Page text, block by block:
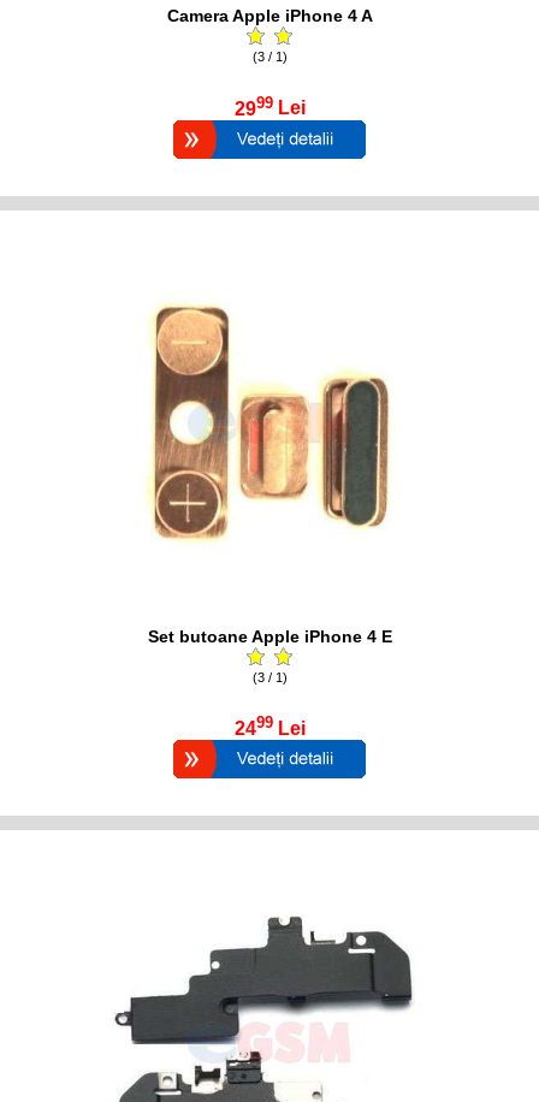
Camera Apple iPhone 4 A
(3 / 1)
2999 Lei
Set butoane Apple iPhone 4 E
(3 / 1)
2499 Lei